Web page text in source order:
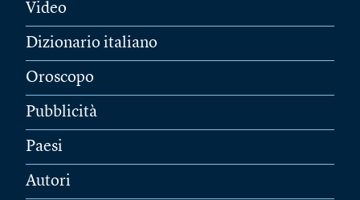
Video
Dizionario italiano
Oroscopo
Pubblicità
Paesi
Autori